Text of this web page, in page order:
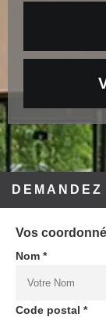
Vos
Nom *
Code postal *